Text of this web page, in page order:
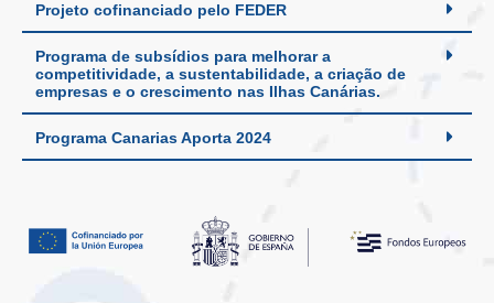
Projeto cofinanciado pelo FEDER
Programa de subsídios para melhorar a
competitividade, a sustentabilidade, a criação de
empresas e o crescimento nas Ilhas Canárias.
Programa Canarias Aporta 2024